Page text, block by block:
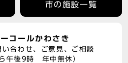
市の施設一覧
コールかわさき
合わせ、ご意見、ご相談
午後9時 年中無休）